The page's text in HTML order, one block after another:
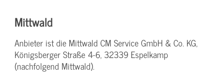
Mittwald
Anbieter ist die Mittwald CM Service GmbH & Co. KG,
Königsberger Straße 4-6, 32339 Espelkamp
(nachfolgend Mittwald).